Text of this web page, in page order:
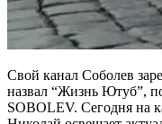
Свой канал Соболев
назвал “Жизнь Ютуб”,
SOBOLEV. Сегодня на